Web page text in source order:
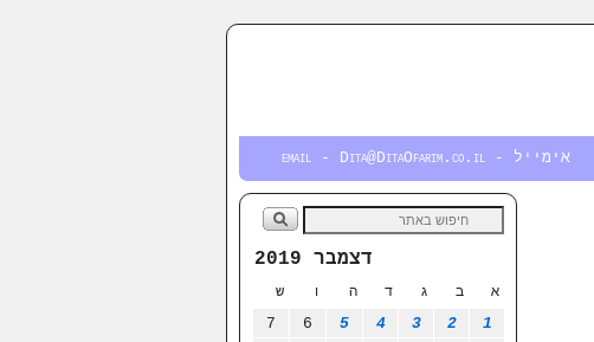
אימייל - email - Dita@DitaOfarim.co.il
דצמבר 2019
א ב ג ד ה ו ש
1
2
3
4
5
6
7